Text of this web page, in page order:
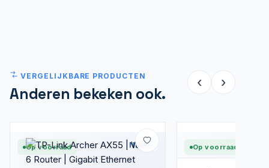
VERGELIJKBARE PRODUCTEN
Anderen bekeken ook.
‹ ›
Op voorraad Nieuw Op voorraad